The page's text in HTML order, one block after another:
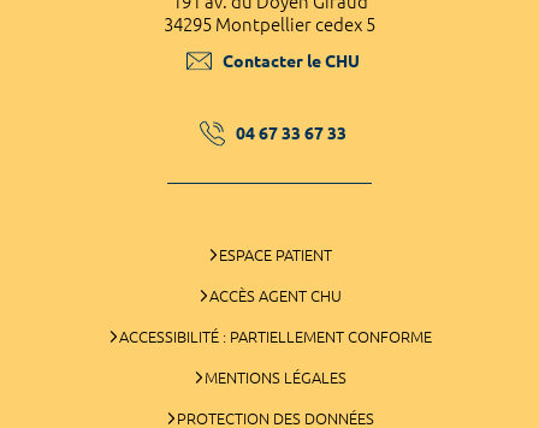
34295 Montpellier cedex 5
Contacter le CHU
04 67 33 67 33
ESPACE PATIENT
ACCÈS AGENT CHU
ACCESSIBILITÉ : PARTIELLEMENT CONFORME
MENTIONS LÉGALES
PROTECTION DES DONNÉES